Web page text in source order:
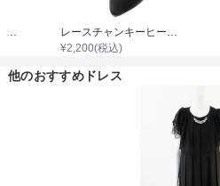
ストラップ付シャイニーサテンハイヒール
レースチャンキーヒールブーツ
¥2,200(税込)
他のおすすめドレス